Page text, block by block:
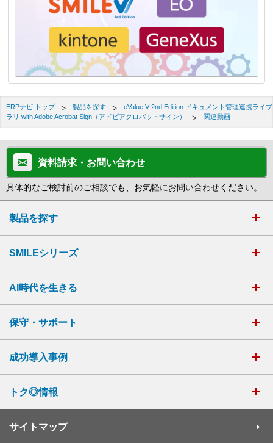
ERPナビ トップ 製品を探す
eValue V 2nd Edition ドキュメント管理連携ライブ
ラリ with Adobe Acrobat Sign（アドビアクロバットサイン）
関連動画
資料請求・お問い合わせ
具体的なご検討前のご相談でも、お気軽にお問い合わせください。
製品を探す
SMILEシリーズ
AI時代を生きる
保守・サポート
成功導入事例
トク◎情報
サイトマップ